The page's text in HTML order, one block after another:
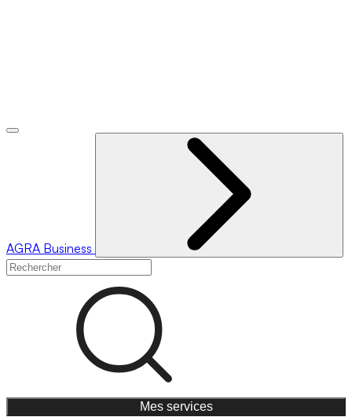
AGRA Business
Mes services